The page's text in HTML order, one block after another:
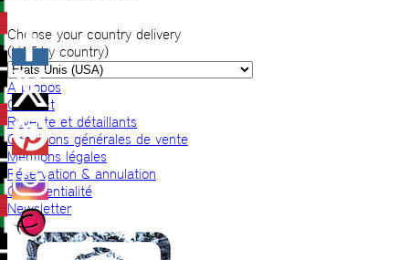
Choose your country delivery
(VAT by country)
A propos
Contact
Revente et détaillants
Conditions générales de vente
Mentions légales
Réservation & annulation
Confidentialité
Newsletter